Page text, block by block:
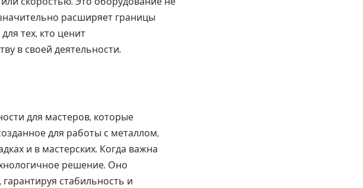
расширяет границы
тех, кто ценит
в своей деятельности.
для мастеров, которые
для работы с металлом,
и в мастерских. Когда важна
решение. Оно
стабильность и